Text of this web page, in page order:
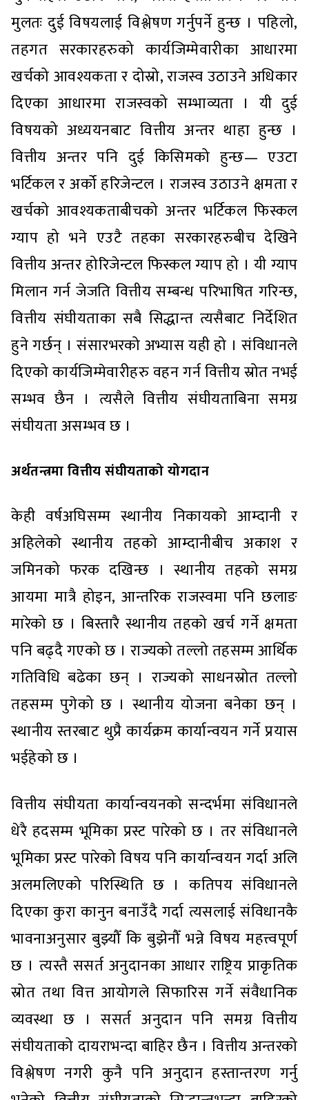
मुलतः दुई विषयलाई विश्लेषण गर्नुपर्ने हुन्छ । पहिलो,
तहगत सरकारहरुको कार्यजिम्मेवारीका आधारमा
खर्चको आवश्यकता र दोस्रो, राजस्व उठाउने अधिकार
दिएका आधारमा राजस्वको सम्भाव्यता । यी दुई
विषयको अध्ययनबाट वित्तीय अन्तर थाहा हुन्छ ।
वित्तीय अन्तर पनि दुई किसिमको हुन्छ— एउटा
भर्टिकल र अर्को हरिजेन्टल । राजस्व उठाउने क्षमता र
खर्चको आवश्यकताबीचको अन्तर भर्टिकल फिस्कल
ग्याप हो भने एउटै तहका सरकारहरुबीच देखिने
वित्तीय अन्तर होरिजेन्टल फिस्कल ग्याप हो । यी ग्याप
मिलान गर्न जेजति वित्तीय सम्बन्ध परिभाषित गरिन्छ,
वित्तीय संघीयताका सबै सिद्धान्त त्यसैबाट निर्देशित
हुने गर्छन् । संसारभरको अभ्यास यही हो । संविधानले
दिएको कार्यजिम्मेवारीहरु वहन गर्न वित्तीय स्रोत नभई
सम्भव छैन । त्यसैले वित्तीय संघीयताबिना समग्र
संघीयता असम्भव छ ।
अर्थतन्त्रमा वित्तीय संघीयताको योगदान
केही वर्षअघिसम्म स्थानीय निकायको आम्दानी र
अहिलेको स्थानीय तहको आम्दानीबीच अकाश र
जमिनको फरक दखिन्छ । स्थानीय तहको समग्र
आयमा मात्रै होइन, आन्तरिक राजस्वमा पनि छलाङ
मारेको छ । बिस्तारै स्थानीय तहको खर्च गर्ने क्षमता
पनि बढ्दै गएको छ । राज्यको तल्लो तहसम्म आर्थिक
गतिविधि बढेका छन् । राज्यको साधनस्रोत तल्लो
तहसम्म पुगेको छ । स्थानीय योजना बनेका छन् ।
स्थानीय स्तरबाट थुप्रै कार्यक्रम कार्यान्वयन गर्ने प्रयास
भईहेको छ ।
वित्तीय संघीयता कार्यान्वयनको सन्दर्भमा संविधानले
धेरै हदसम्म भूमिका प्रस्ट पारेको छ । तर संविधानले
भूमिका प्रस्ट पारेको विषय पनि कार्यान्वयन गर्दा अलि
अलमलिएको परिस्थिति छ । कतिपय संविधानले
दिएका कुरा कानुन बनाउँदै गर्दा त्यसलाई संविधानकै
भावनाअनुसार बुझ्यौँ कि बुझेनौँ भन्ने विषय महत्त्वपूर्ण
छ । त्यस्तै ससर्त अनुदानका आधार राष्ट्रिय प्राकृतिक
स्रोत तथा वित्त आयोगले सिफारिस गर्ने संवैधानिक
व्यवस्था छ । ससर्त अनुदान पनि समग्र वित्तीय
संघीयताको दायराभन्दा बाहिर छैन । वित्तीय अन्तरको
विश्लेषण नगरी कुनै पनि अनुदान हस्तान्तरण गर्नु